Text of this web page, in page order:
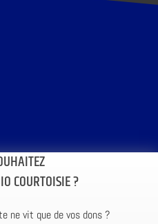
COURTOISIE ?
ne vit que de vos dons ?